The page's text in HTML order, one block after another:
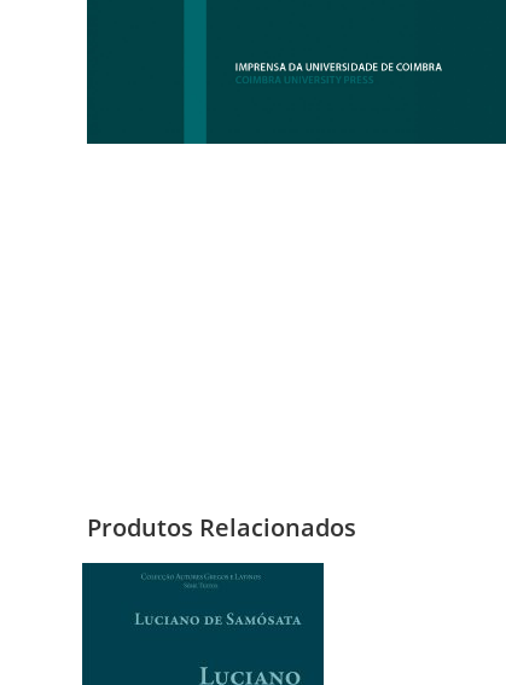
Produtos Relacionados